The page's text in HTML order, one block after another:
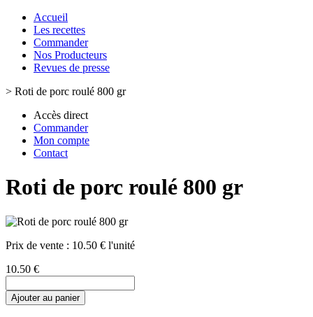
Accueil
Les recettes
Commander
Nos Producteurs
Revues de presse
> Roti de porc roulé 800 gr
Accès direct
Commander
Mon compte
Contact
Roti de porc roulé 800 gr
Prix de vente : 10.50 € l'unité
10.50 €
Ajouter au panier